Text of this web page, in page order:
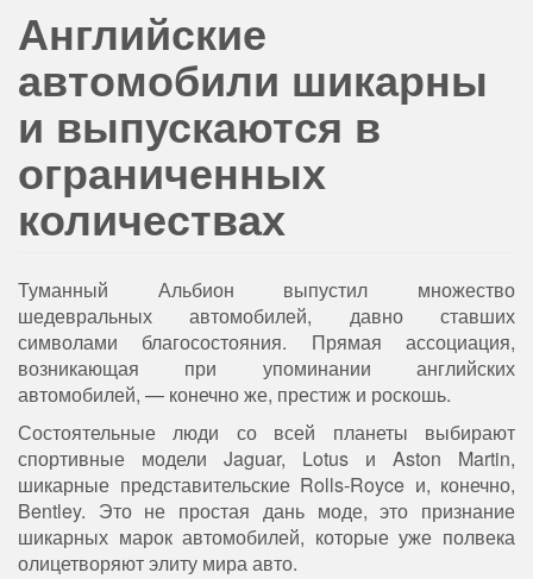
Английские
автомобили шикарны
и выпускаются в
ограниченных
количествах
Туманный Альбион выпустил множество
шедевральных автомобилей, давно ставших
символами благосостояния. Прямая ассоциация,
возникающая при упоминании английских
автомобилей, — конечно же, престиж и роскошь.
Состоятельные люди со всей планеты выбирают
спортивные модели Jaguar, Lotus и Aston Martin,
шикарные представительские Rolls-Royce и, конечно,
Bentley. Это не простая дань моде, это признание
шикарных марок автомобилей, которые уже полвека
олицетворяют элиту мира авто.